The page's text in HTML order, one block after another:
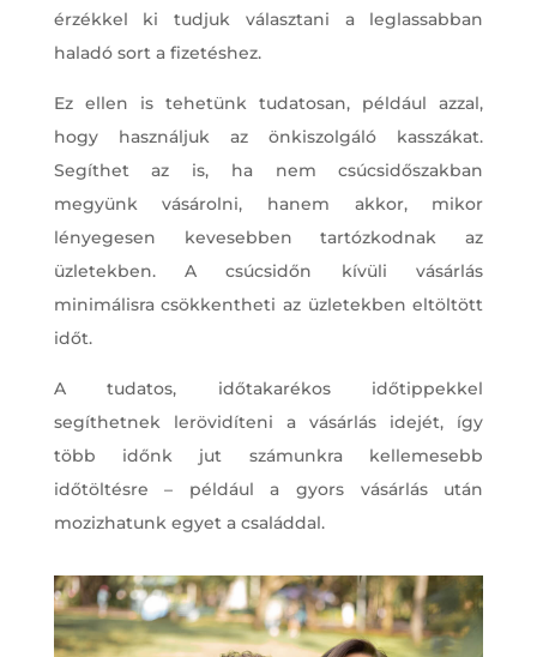
érzékkel ki tudjuk választani a leglassabban
haladó sort a fizetéshez.
Ez ellen is tehetünk tudatosan, például azzal,
hogy használjuk az önkiszolgáló kasszákat.
Segíthet az is, ha nem csúcsidőszakban
megyünk vásárolni, hanem akkor, mikor
lényegesen kevesebben tartózkodnak az
üzletekben. A csúcsidőn kívüli vásárlás
minimálisra csökkentheti az üzletekben eltöltött
időt.
A tudatos, időtakarékos időtippekkel
segíthetnek lerövidíteni a vásárlás idejét, így
több időnk jut számunkra kellemesebb
időtöltésre – például a gyors vásárlás után
mozizhatunk egyet a családdal.